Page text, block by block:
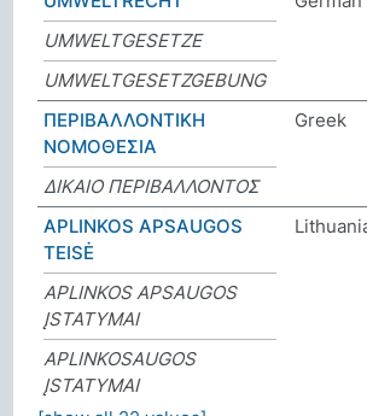
UMWELTGESETZE
UMWELTGESETZGEBUNG
ΠΕΡΙΒΑΛΛΟΝΤΙΚΗ
ΝΟΜΟΘΕΣΙΑ
Greek
ΔΙΚΑΙΟ ΠΕΡΙΒΑΛΛΟΝΤΟΣ
APLINKOS APSAUGOS
TEISĖ
APLINKOS APSAUGOS
ĮSTATYMAI
APLINKOSAUGOS
ĮSTATYMAI